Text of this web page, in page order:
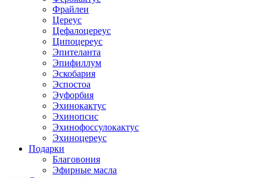
Фрайлеи
Цереус
Цефалоцереус
Ципоцереус
Эпителанта
Эпифиллум
Эскобария
Эспостоа
Эуфорбия
Эхинокактус
Эхинопсис
Эхинофоссулокактус
Эхиноцереус
Подарки
Благовония
Эфирные масла